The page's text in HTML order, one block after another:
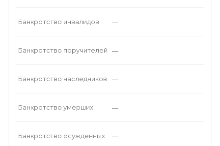
Банкротство инвалидов —
Банкротство поручителей —
Банкротство наследников —
Банкротство умерших —
Банкротство осужденных —